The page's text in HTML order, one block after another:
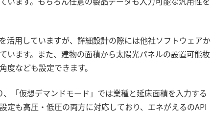
活用していますが、詳細設計の際には他社ソフトウェアか
います。また、建物の面積から太陽光パネルの設置可能枚
なども設定できます。
、「仮想デマンドモード」では業種と延床面積を入力する
定も高圧・低圧の両方に対応しており、エネがえるのAPI